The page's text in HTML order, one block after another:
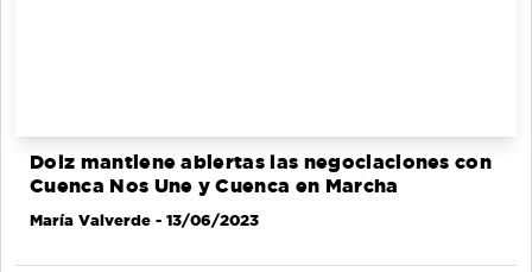
Dolz mantiene abiertas las negociaciones con
Cuenca Nos Une y Cuenca en Marcha
María Valverde - 13/06/2023